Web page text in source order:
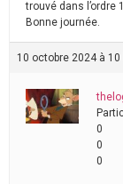
trouvé dans l’ordre
Bonne journée.
10 octobre 2024 à 10
0
0
0